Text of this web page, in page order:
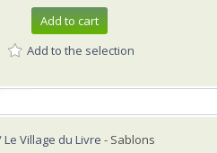
Add to cart
Add to the selection
Village du Livre - Sablons